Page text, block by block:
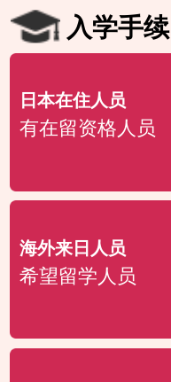
入学手续
日本在住人员
有在留资格人员
海外来日人员
希望留学人员